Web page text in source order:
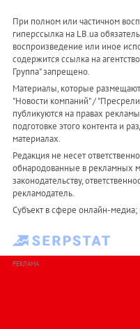
При полном или частичном
гиперссылка на LB.ua
воспроизведение или иное
содержится ссылка на
Группа" запрещено.
Материалы, которые
"Новости компаний" /
публикуются на правах
подготовке этого контента и
материалах.
Редакция не несет
обнародованные в рекламных
законодательству,
рекламодатель.
Субъект в сфере онлайн-
РЕКЛАМА